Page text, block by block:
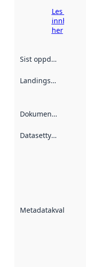
Les meir
innhenting
her
Sist oppdatert
Landingsside
Dokumentasjon
Datasettype
Metadatakvalitet